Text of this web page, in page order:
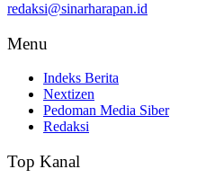
redaksi@sinarharapan.id
Menu
Indeks Berita
Nextizen
Pedoman Media Siber
Redaksi
Top Kanal